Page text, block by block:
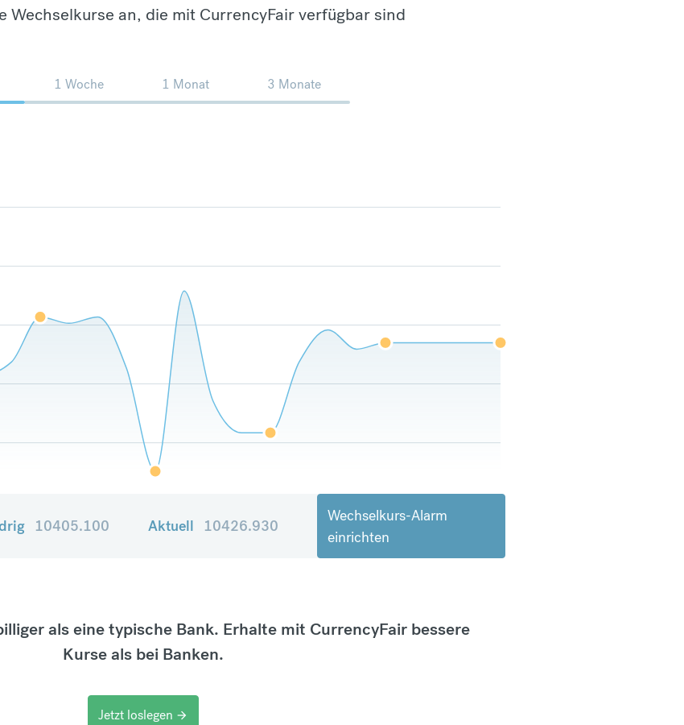
Wechselkurse an, die mit CurrencyFair verfügbar sind
1 Woche 1 Monat 3 Monate
10405.100 Aktuell 10426.930
Wechselkurs-Alarm
einrichten
als eine typische Bank. Erhalte mit CurrencyFair bessere
Kurse als bei Banken.
Jetzt loslegen arrow_forward